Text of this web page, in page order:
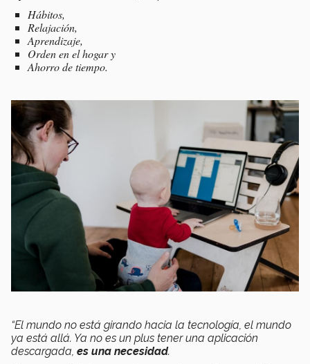
Hábitos,
Relajación,
Aprendizaje,
Orden en el hogar y
Ahorro de tiempo.
“El mundo no está girando hacia la tecnología, el mundo
ya está allá. Ya no es un plus tener una aplicación
descargada, es una necesidad.